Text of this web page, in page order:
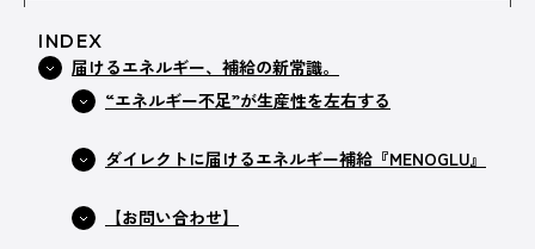
広告掲載について
プライバシーポリシー
運営会社
INDEX
届けるエネルギー、補給の新常識。
“エネルギー不足”が生産性を左右する
ダイレクトに届けるエネルギー補給『MENOGLU』
【お問い合わせ】